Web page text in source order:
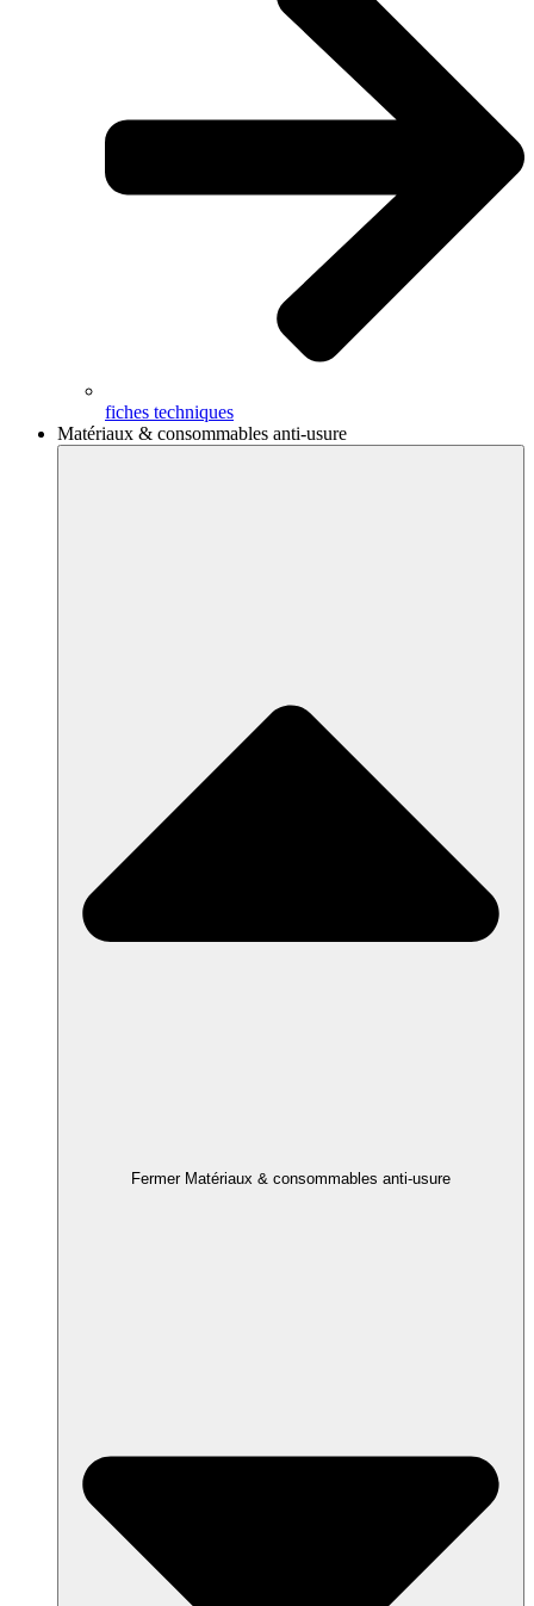
fiches techniques
Matériaux & consommables anti-usure
Fermer Matériaux & consommables anti-usure